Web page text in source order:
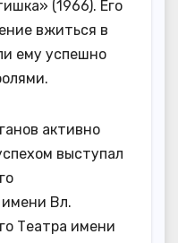
(1966). Его
вжиться в
ему успешно
активно
выступал
имени Вл.
Театра имени